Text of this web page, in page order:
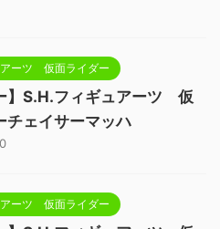
ーツ 仮面ライダー
】S.H.フィギュアーツ 仮
チェイサーマッハ
ーツ 仮面ライダー